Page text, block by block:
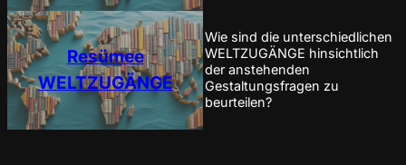
Resümee
WELTZUGÄNGE
Wie sind die unterschiedlichen
WELTZUGÄNGE hinsichtlich
der anstehenden
Gestaltungsfragen zu
beurteilen?